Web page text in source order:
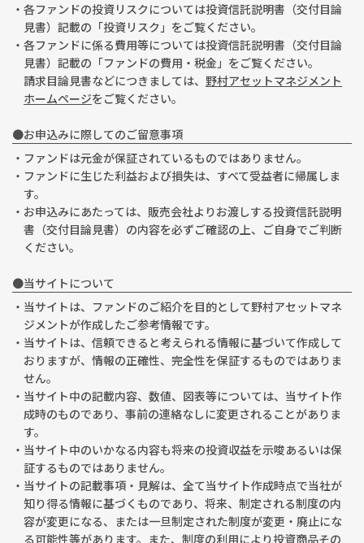
・各ファンドの投資リスクについては投資信託説明書（交付目論
見書）記載の「投資リスク」をご覧ください。
・各ファンドに係る費用等については投資信託説明書（交付目論
見書）記載の「ファンドの費用・税金」をご覧ください。
請求目論見書などにつきましては、 野村アセットマネジメント
ホームページをご覧ください。
●お申込みに際してのご留意事項
・ファンドは元金が保証されているものではありません。
・ファンドに生じた利益および損失は、すべて受益者に帰属しま
す。
・お申込みにあたっては、販売会社よりお渡しする投資信託説明
書（交付目論見書）の内容を必ずご確認の上、ご自身でご判断
ください。
●当サイトについて
・当サイトは、ファンドのご紹介を目的として野村アセットマネ
ジメントが作成したご参考情報です。
・当サイトは、信頼できると考えられる情報に基づいて作成して
おりますが、情報の正確性、完全性を保証するものではありま
せん。
・当サイト中の記載内容、数値、図表等については、当サイト作
成時のものであり、事前の連絡なしに変更されることがありま
す。
・当サイト中のいかなる内容も将来の投資収益を示唆あるいは保
証するものではありません。
・当サイトの記載事項・見解は、全て当サイト作成時点で当社が
知り得る情報に基づくものであり、将来、制定される制度の内
容が変更になる、または一旦制定された制度が変更・廃止にな
る可能性等があります。また、制度の利用により投資商品その